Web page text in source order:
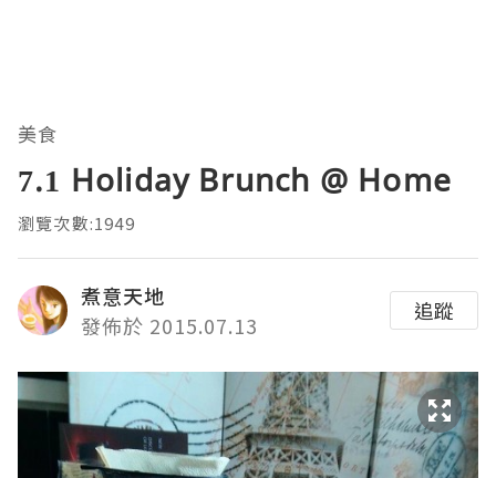
美食
7.1 Holiday Brunch @ Home
瀏覽次數:1949
煮意天地
發佈於 2015.07.13
追蹤